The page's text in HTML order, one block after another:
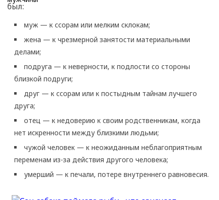
был:
муж — к ссорам или мелким склокам;
жена — к чрезмерной занятости материальными
делами;
подруга — к неверности, к подлости со стороны
близкой подруги;
друг — к ссорам или к постыдным тайнам лучшего
друга;
отец — к недоверию к своим родственникам, когда
нет искренности между близкими людьми;
чужой человек — к неожиданным неблагоприятным
переменам из-за действия другого человека;
умерший — к печали, потере внутреннего равновесия.